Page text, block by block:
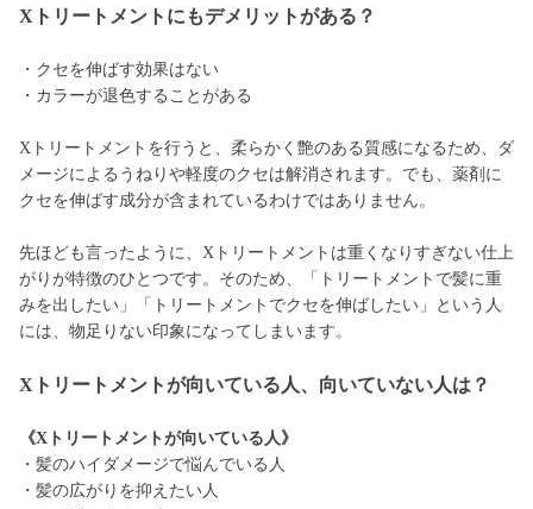
Xトリートメントにもデメリットがある？
・クセを伸ばす効果はない
・カラーが退色することがある
Xトリートメントを行うと、柔らかく艶のある質感になるため、ダ
メージによるうねりや軽度のクセは解消されます。でも、薬剤に
クセを伸ばす成分が含まれているわけではありません。
先ほども言ったように、Xトリートメントは重くなりすぎない仕上
がりが特徴のひとつです。そのため、「トリートメントで髪に重
みを出したい」「トリートメントでクセを伸ばしたい」という人
には、物足りない印象になってしまいます。
Xトリートメントが向いている人、向いていない人は？
《Xトリートメントが向いている人》
・髪のハイダメージで悩んでいる人
・髪の広がりを抑えたい人